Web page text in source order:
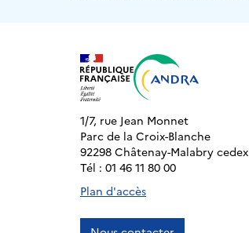
1/7, rue Jean Monnet
Parc de la Croix-Blanche
92298 Châtenay-Malabry cedex
Tél : 01 46 11 80 00
Plan d'accès